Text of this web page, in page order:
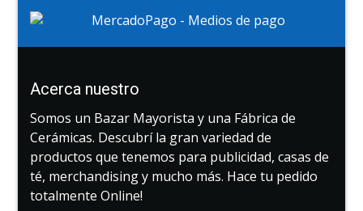
Acerca nuestro
Somos un Bazar Mayorista y una Fábrica de
Cerámicas. Descubrí la gran variedad de
productos que tenemos para publicidad, casas de
té, merchandising y mucho más. Hace tu pedido
totalmente Online!